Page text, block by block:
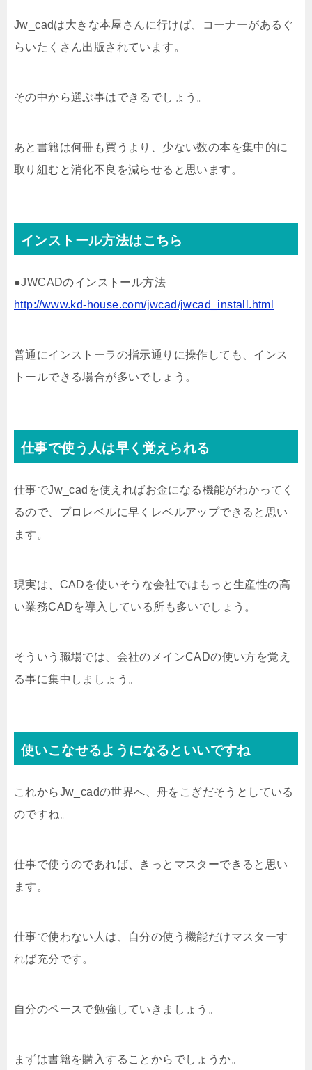
Jw_cadは大きな本屋さんに行けば、コーナーがあるぐ
らいたくさん出版されています。
その中から選ぶ事はできるでしょう。
あと書籍は何冊も買うより、少ない数の本を集中的に
取り組むと消化不良を減らせると思います。
インストール方法はこちら
●JWCADのインストール方法
http://www.kd-house.com/jwcad/jwcad_install.html
普通にインストーラの指示通りに操作しても、インス
トールできる場合が多いでしょう。
仕事で使う人は早く覚えられる
仕事でJw_cadを使えればお金になる機能がわかってく
るので、プロレベルに早くレベルアップできると思い
ます。
現実は、CADを使いそうな会社ではもっと生産性の高
い業務CADを導入している所も多いでしょう。
そういう職場では、会社のメインCADの使い方を覚え
る事に集中しましょう。
使いこなせるようになるといいですね
これからJw_cadの世界へ、舟をこぎだそうとしている
のですね。
仕事で使うのであれば、きっとマスターできると思い
ます。
仕事で使わない人は、自分の使う機能だけマスターす
れば充分です。
自分のペースで勉強していきましょう。
まずは書籍を購入することからでしょうか。